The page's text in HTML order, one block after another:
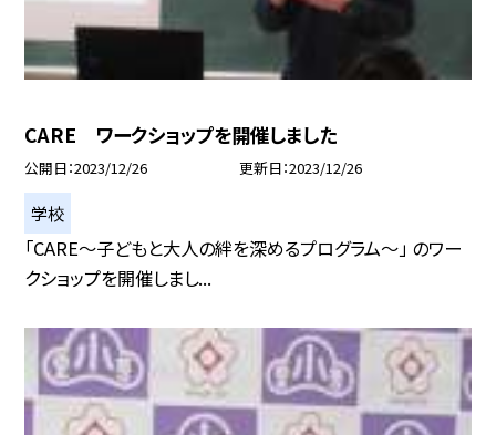
CARE ワークショップを開催しました
公開日 2023/12/26 更新日 2023/12/26
学校
「CARE〜子どもと大人の絆を深めるプログラム〜」 のワー
クショップを開催しまし...